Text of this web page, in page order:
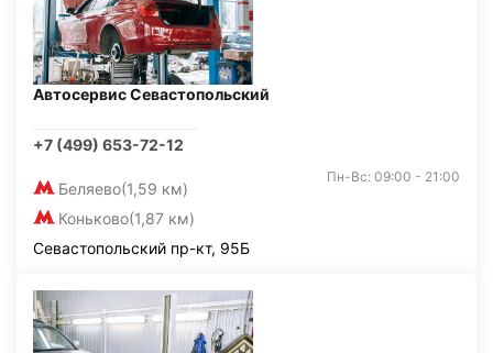
Автосервис Севастопольский
+7 (499) 653-72-12
Беляево(1,59 км)
Коньково(1,87 км)
Пн-Вс: 09:00 - 21:00
Севастопольский пр-кт, 95Б